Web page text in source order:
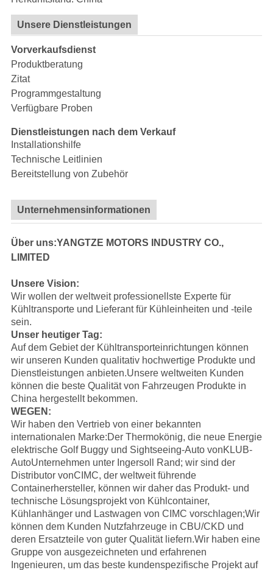
Unsere Dienstleistungen
Vorverkaufsdienst
Produktberatung
Zitat
Programmgestaltung
Verfügbare Proben
Dienstleistungen nach dem Verkauf
Installationshilfe
Technische Leitlinien
Bereitstellung von Zubehör
Unternehmensinformationen
Über uns:YANGTZE MOTORS INDUSTRY CO.,
LIMITED
Unsere Vision:
Wir wollen der weltweit professionellste Experte für
Kühltransporte und Lieferant für Kühleinheiten und -teile
sein.
Unser heutiger Tag:
Auf dem Gebiet der Kühltransporteinrichtungen können
wir unseren Kunden qualitativ hochwertige Produkte und
Dienstleistungen anbieten.Unsere weltweiten Kunden
können die beste Qualität von Fahrzeugen Produkte in
China hergestellt bekommen.
WEGEN:
Wir haben den Vertrieb von einer bekannten
internationalen Marke:Der Thermokönig, die neue Energie
elektrische Golf Buggy und Sightseeing-Auto vonKLUB-
AutoUnternehmen unter Ingersoll Rand; wir sind der
Distributor vonCIMC, der weltweit führende
Containerhersteller, können wir daher das Produkt- und
technische Lösungsprojekt von Kühlcontainer,
Kühlanhänger und Lastwagen von CIMC vorschlagen;Wir
können dem Kunden Nutzfahrzeuge in CBU/CKD und
deren Ersatzteile von guter Qualität liefern.Wir haben eine
Gruppe von ausgezeichneten und erfahrenen
Ingenieuren, um das beste kundenspezifische Projekt auf